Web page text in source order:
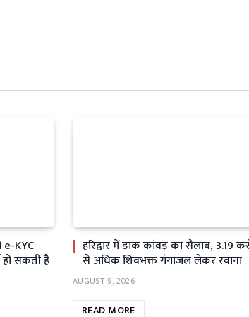
KYC
सकती है
हरिद्वार में डाक कांवड़ का सैलाब, 3.19
से अधिक शिवभक्त गंगाजल लेकर रवाना
AUGUST 9, 2026
READ MORE